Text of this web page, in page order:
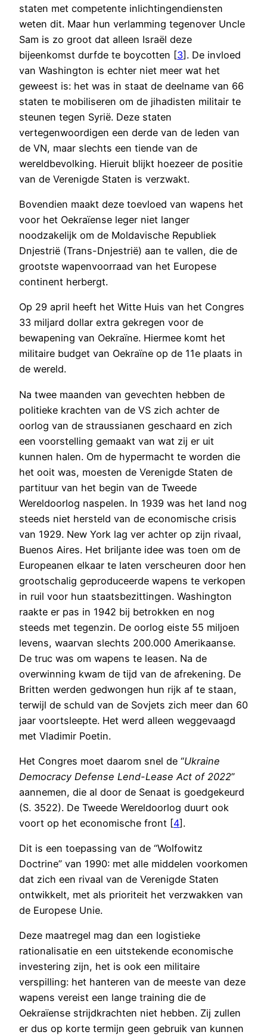
staten met competente inlichtingendiensten
weten dit. Maar hun verlamming tegenover Uncle
Sam is zo groot dat alleen Israël deze
bijeenkomst durfde te boycotten [3]. De invloed
van Washington is echter niet meer wat het
geweest is: het was in staat de deelname van 66
staten te mobiliseren om de jihadisten militair te
steunen tegen Syrië. Deze staten
vertegenwoordigen een derde van de leden van
de VN, maar slechts een tiende van de
wereldbevolking. Hieruit blijkt hoezeer de positie
van de Verenigde Staten is verzwakt.
Bovendien maakt deze toevloed van wapens het
voor het Oekraïense leger niet langer
noodzakelijk om de Moldavische Republiek
Dnjestrië (Trans-Dnjestrië) aan te vallen, die de
grootste wapenvoorraad van het Europese
continent herbergt.
Op 29 april heeft het Witte Huis van het Congres
33 miljard dollar extra gekregen voor de
bewapening van Oekraïne. Hiermee komt het
militaire budget van Oekraïne op de 11e plaats in
de wereld.
Na twee maanden van gevechten hebben de
politieke krachten van de VS zich achter de
oorlog van de straussianen geschaard en zich
een voorstelling gemaakt van wat zij er uit
kunnen halen. Om de hypermacht te worden die
het ooit was, moesten de Verenigde Staten de
partituur van het begin van de Tweede
Wereldoorlog naspelen. In 1939 was het land nog
steeds niet hersteld van de economische crisis
van 1929. New York lag ver achter op zijn rivaal,
Buenos Aires. Het briljante idee was toen om de
Europeanen elkaar te laten verscheuren door hen
grootschalig geproduceerde wapens te verkopen
in ruil voor hun staatsbezittingen. Washington
raakte er pas in 1942 bij betrokken en nog
steeds met tegenzin. De oorlog eiste 55 miljoen
levens, waarvan slechts 200.000 Amerikaanse.
De truc was om wapens te leasen. Na de
overwinning kwam de tijd van de afrekening. De
Britten werden gedwongen hun rijk af te staan,
terwijl de schuld van de Sovjets zich meer dan 60
jaar voortsleepte. Het werd alleen weggevaagd
met Vladimir Poetin.
Het Congres moet daarom snel de “Ukraine
Democracy Defense Lend-Lease Act of 2022”
aannemen, die al door de Senaat is goedgekeurd
(S. 3522). De Tweede Wereldoorlog duurt ook
voort op het economische front [4].
Dit is een toepassing van de “Wolfowitz
Doctrine” van 1990: met alle middelen voorkomen
dat zich een rivaal van de Verenigde Staten
ontwikkelt, met als prioriteit het verzwakken van
de Europese Unie.
Deze maatregel mag dan een logistieke
rationalisatie en een uitstekende economische
investering zijn, het is ook een militaire
verspilling: het hanteren van de meeste van deze
wapens vereist een lange training die de
Oekraïense strijdkrachten niet hebben. Zij zullen
er dus op korte termijn geen gebruik van kunnen